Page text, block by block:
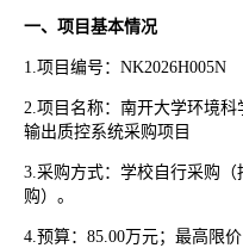
一、项目基本情况
1.项目编号：NK2026H005N
2.项目名称：南开大学环境
输出质控系统采购项目
3.采购方式：学校自行采购
购）。
4.预算：85.00万元；最高限价